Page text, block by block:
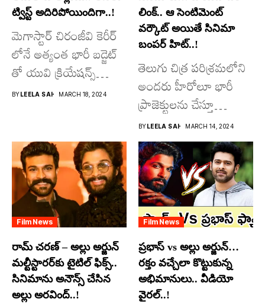
ట్విస్ట్ అదిరిపోయిందిగా..!
మెగాస్టార్ చిరంజీవి కెరీర్
లోనే అత్యంత భారీ బడ్జెట్
తో యువి క్రియేషన్స్
రూపొందిస్తున్న
BYLEELA SAI MARCH 18, 2024
లింక్.. ఆ సెంటిమెంట్
వర్కౌట్ అయితే సినిమా
బంపర్ హిట్..!
తెలుగు చిత్ర పరిశ్రమలోని
అందరు హీరోలూ భారీ
ప్రాజెక్టులను చేస్తూ
దూసుకుపోతోన్నారు.
అందులో కొందరు
మాత్రమే...
BYLEELA SAI MARCH 14, 2024
Film News
రామ్ చరణ్ – అల్లు అర్జున్
మల్టీస్టారర్​కు టైటిల్ ఫిక్స్..
సినిమాను అనౌన్స్ చేసిన
అల్లు అరవింద్..!
Film News
ప్రభాస్ vs అల్లు అర్జున్…
రక్తం వచ్చేలా కొట్టుకున్న
అభిమానులు.. వీడియో
వైరల్..!